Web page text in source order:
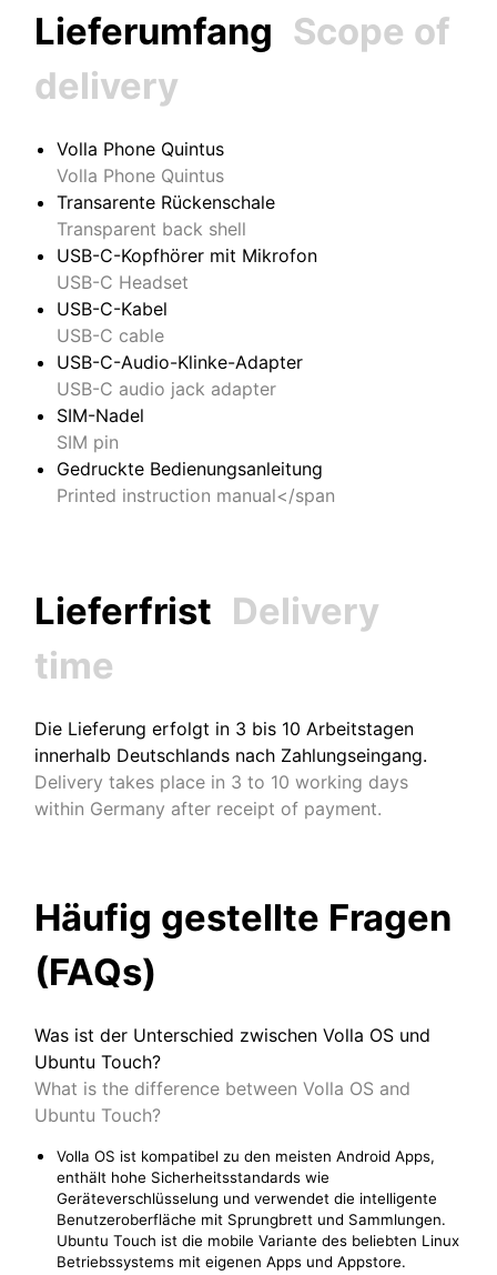
Lieferumfang Scope of
delivery
Volla Phone Quintus
Volla Phone Quintus
Transarente Rückenschale
Transparent back shell
USB-C-Kopfhörer mit Mikrofon
USB-C Headset
USB-C-Kabel
USB-C cable
USB-C-Audio-Klinke-Adapter
USB-C audio jack adapter
SIM-Nadel
SIM pin
Gedruckte Bedienungsanleitung
Printed instruction manual</span
Lieferfrist Delivery
time
Die Lieferung erfolgt in 3 bis 10 Arbeitstagen
innerhalb Deutschlands nach Zahlungseingang.
Delivery takes place in 3 to 10 working days
within Germany after receipt of payment.
Häufig gestellte Fragen
(FAQs)
Was ist der Unterschied zwischen Volla OS und
Ubuntu Touch?
What is the difference between Volla OS and
Ubuntu Touch?
Volla OS ist kompatibel zu den meisten Android Apps,
enthält hohe Sicherheitsstandards wie
Geräteverschlüsselung und verwendet die intelligente
Benutzeroberfläche mit Sprungbrett und Sammlungen.
Ubuntu Touch ist die mobile Variante des beliebten Linux
Betriebssystems mit eigenen Apps und Appstore.